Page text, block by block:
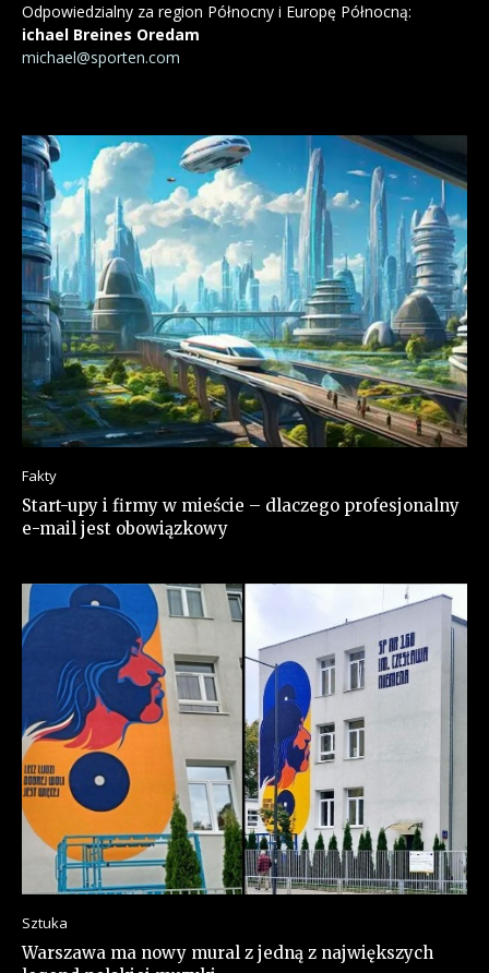
Odpowiedzialny za region Północny i Europę Północną:
ichael Breines Oredam
michael@sporten.com
Fakty
Start-upy i firmy w mieście – dlaczego profesjonalny
e-mail jest obowiązkowy
Sztuka
Warszawa ma nowy mural z jedną z największych